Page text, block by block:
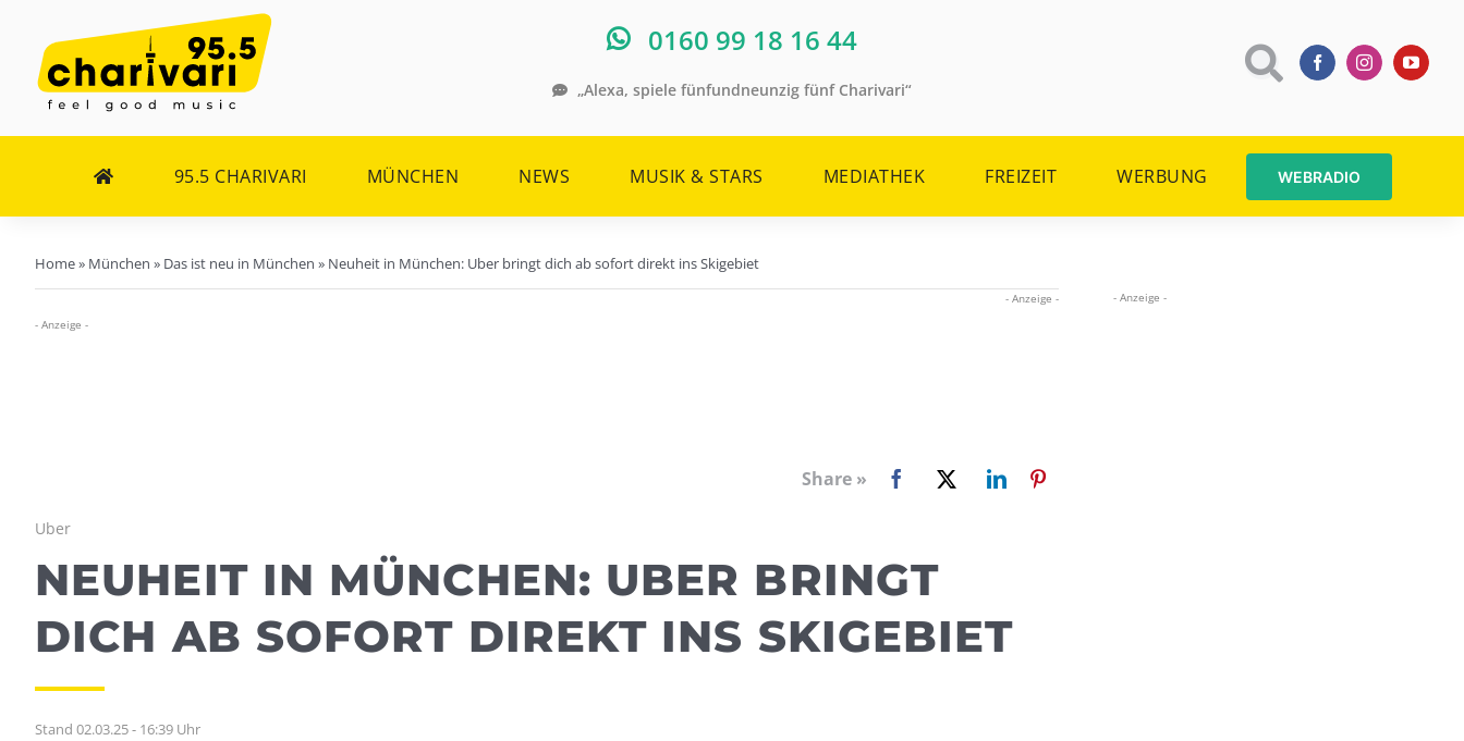
Inhalt
springen
0160 99 18 16 44
„Alexa, spiele fünfundneunzig fünf Charivari“
95.5 CHARIVARI MÜNCHEN NEWS MUSIK & STARS MEDIATHEK FREIZEIT WERBUNG WEBRADIO
Home» München » Das ist neu in München » Neuheit in München: Uber bringt dich ab sofort direkt ins Skigebiet
- Anzeige -
- Anzeige -
Share »
Uber
NEUHEIT IN MÜNCHEN: UBER BRINGT
DICH AB SOFORT DIREKT INS SKIGEBIET
Stand 02.03.25 - 16:39 Uhr
- Anzeige -